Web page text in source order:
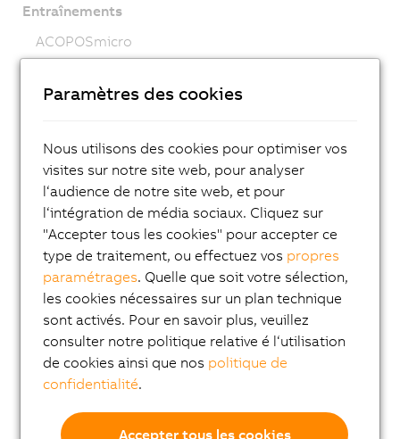
Entraînements
ACOPOSmicro
ACOPOS M4
ACOPOS P3
ACOPOSmulti
ACOPOSremote
ACOPOSmotor
Variable frequency drives (VFD)
8LS-4 synchronous motors
8MS-4 synchronous motors
ACOPOSmotor Compact
Motoréducteurs 8WSB
Paramètres des cookies
Nous utilisons des cookies pour optimiser vos
visites sur notre site web, pour analyser
l‘audience de notre site web, et pour
l‘intégration de média sociaux. Cliquez sur
"Accepter tous les cookies" pour accepter ce
type de traitement, ou effectuez vos propres
paramétrages. Quelle que soit votre sélection,
les cookies nécessaires sur un plan technique
sont activés. Pour en savoir plus, veuillez
consulter notre politique relative é l‘utilisation
de cookies ainsi que nos politique de
confidentialité.
Accepter tous les cookies